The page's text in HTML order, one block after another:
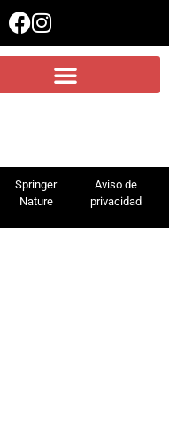
Springer
Nature
Aviso de
privacidad